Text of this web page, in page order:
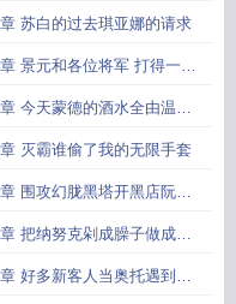
苏白的过去琪亚娜的请求
景元和各位将军 打得一拳
百拳来
今天蒙德的酒水全由温迪
单灭霸谁偷了我的无限手套
围攻幻胧黑塔开黑店阮梅
把纳努克剁成臊子做成星
好多新客人当奥托遇到瓦